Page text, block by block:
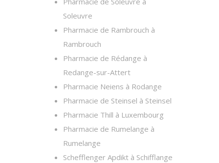
Soleuvre
Pharmacie de Rambrouch à
Rambrouch
Pharmacie de Rédange à
Redange-sur-Attert
Pharmacie Neiens à Rodange
Pharmacie de Steinsel à Steinsel
Pharmacie Thill à Luxembourg
Pharmacie de Rumelange à
Rumelange
Schefflenger Apdikt à Schifflange